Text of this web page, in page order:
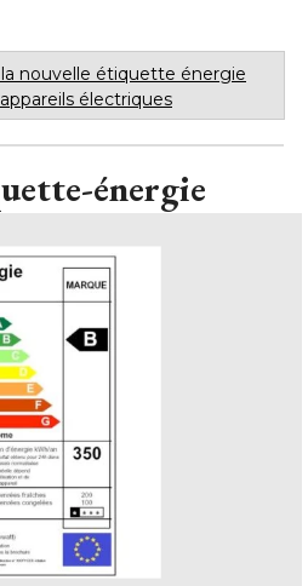
nouvelle étiquette énergie
électriques
énergie